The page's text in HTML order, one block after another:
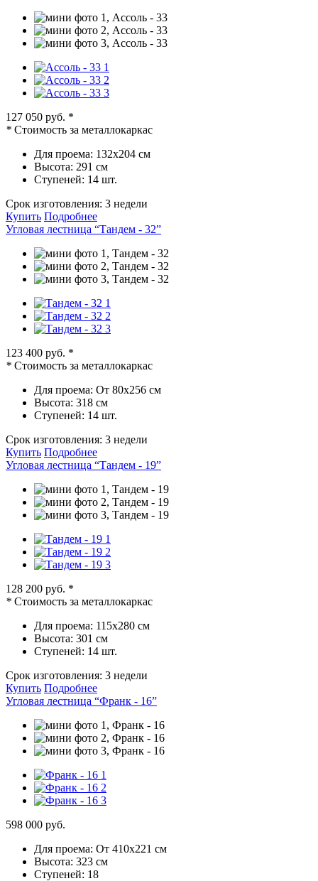
127 050 руб. *
* Стоимость за металлокаркас
Для проема: 132х204 см
Высота: 291 см
Ступеней: 14 шт.
Срок изготовления: 3 недели
Купить Подробнее
Угловая лестница “Тандем - 32”
123 400 руб. *
* Стоимость за металлокаркас
Для проема: От 80х256 см
Высота: 318 см
Ступеней: 14 шт.
Срок изготовления: 3 недели
Купить Подробнее
Угловая лестница “Тандем - 19”
128 200 руб. *
* Стоимость за металлокаркас
Для проема: 115х280 см
Высота: 301 см
Ступеней: 14 шт.
Срок изготовления: 3 недели
Купить Подробнее
Угловая лестница “Франк - 16”
598 000 руб.
Для проема: От 410х221 см
Высота: 323 см
Ступеней: 18